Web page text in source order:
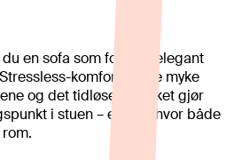
en sofa som forener elegant
komforten. De myke
og det tidløse uttrykket gjør
i stuen – et sted hvor både